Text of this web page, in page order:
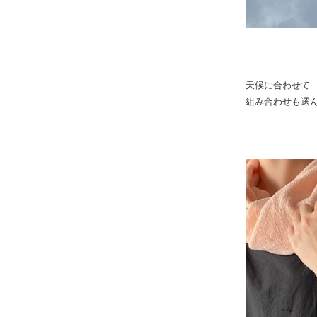
天候に合わせて
組み合わせも選